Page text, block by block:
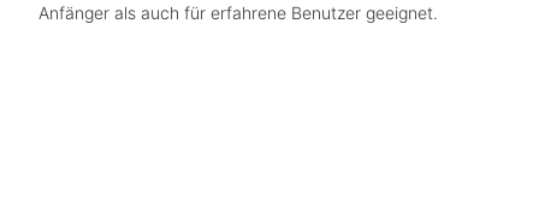
Anfänger als auch für erfahrene Benutzer geeignet.